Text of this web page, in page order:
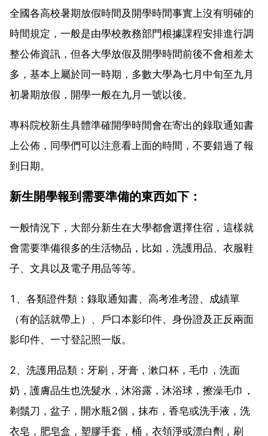
全國各高校暑期放假時間及開學時間事實上沒有明確的
時間規定，一般是由學校教務部門根據課程安排進行調
整公佈資訊，但各大學放假及開學時間前後不會相差太
多，基本上屬於同一時期，多數大學為七月中旬至九月
初暑期放假，開學一般在九月一號以後。
專科院校新生具體準確開學時間會在寄出的錄取通知書
上公佈，同學們可以注意看上面的時間，不要錯過了報
到日期。
新生開學報到需要準備的東西如下：
一般情況下，大部分新生在大學都會選擇住宿，這樣就
會需要準備很多的生活物品，比如，洗護用品、衣服鞋
子、文具以及電子用品等等。
1、各類證件類：錄取通知書、高考准考證、成績單
（有的話就帶上）、戶口本影印件、身份證及正反兩面
影印件、一寸登記照一版。
2、洗護用品類：牙刷，牙膏，漱口杯，毛巾，洗面
奶，護膚品生也洗髮水，沐浴露，沐浴球，擦澡毛巾，
剃鬚刀，盆子，開水瓶2個，抹布，香皂或洗手液，洗
衣皂，肥皂盒，塑膠手套，桶，衣領淨或漂白劑，刷